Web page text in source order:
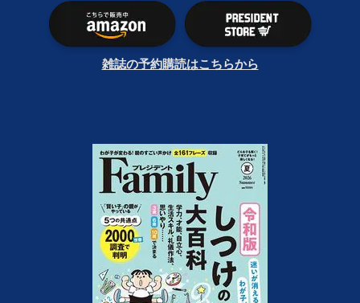
雑誌の予約購読はこちらから